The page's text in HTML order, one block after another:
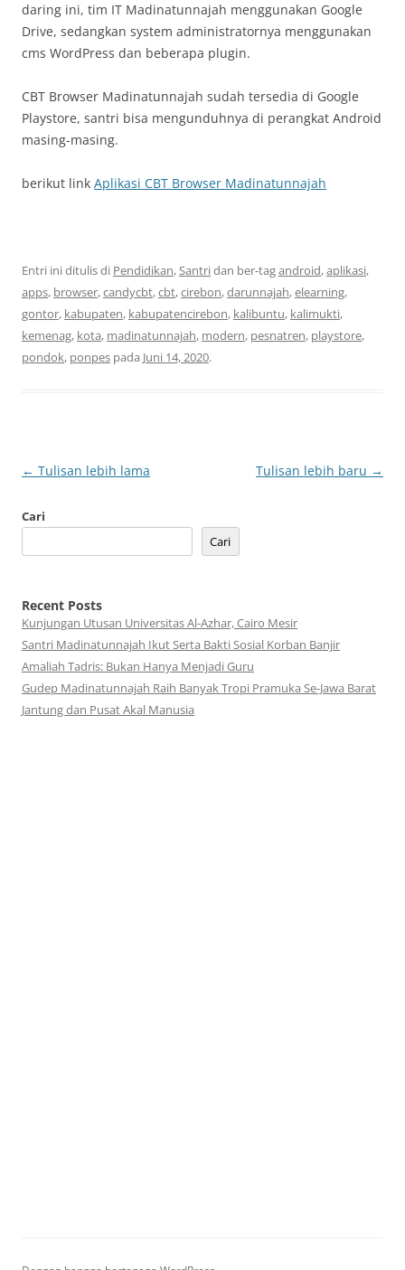
daring ini, tim IT Madinatunnajah menggunakan Google
Drive, sedangkan system administratornya menggunakan
cms WordPress dan beberapa plugin.
CBT Browser Madinatunnajah sudah tersedia di Google
Playstore, santri bisa mengunduhnya di perangkat Android
masing-masing.
berikut link Aplikasi CBT Browser Madinatunnajah
Entri ini ditulis di Pendidikan,Santridan ber-tagandroid,aplikasi,
apps, browser,candycbt,cbt,cirebon,darunnajah,elearning,
gontor, kabupaten, kabupatencirebon, kalibuntu, kalimukti,
kemenag, kota, madinatunnajah, modern, pesnatren, playstore,
pondok, ponpes pada Juni 14, 2020.
Navigasi
← Tulisan lebih lama Tulisan lebih baru →
Cari
Cari
Recent Posts
Kunjungan Utusan Universitas Al-Azhar, Cairo Mesir
Santri Madinatunnajah Ikut Serta Bakti Sosial Korban Banjir
Amaliah Tadris: Bukan Hanya Menjadi Guru
Gudep Madinatunnajah Raih Banyak Tropi Pramuka Se-Jawa Barat
Jantung dan Pusat Akal Manusia